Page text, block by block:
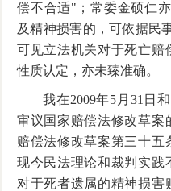
偿不合适"；常委金硕仁
及精神损害的，可依据民
可见立法机关对于死亡赔
性质认定，亦未臻准确。
我在2009年5月31日
审议国家赔偿法修改草案
赔偿法修改草案第三十五
现今民法理论和裁判实践
对于死者遗属的精神损害